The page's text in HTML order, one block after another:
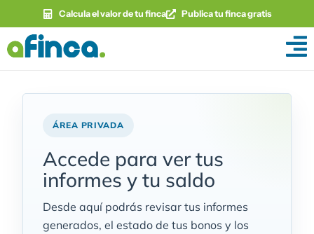
Calcula el valor de tu finca Publica tu finca gratis
ÁREA PRIVADA
Accede para ver tus
informes y tu saldo
Desde aquí podrás revisar tus informes
generados, el estado de tus bonos y los